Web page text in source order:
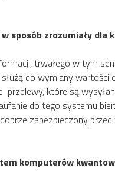
sposób zrozumiały dla
trwałego w tym
do wymiany
przelewy, które są
do tego systemu
zabezpieczony
komputerów